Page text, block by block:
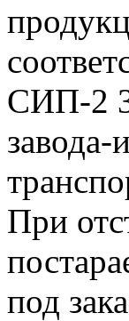
СИП-2
завода-
При
под